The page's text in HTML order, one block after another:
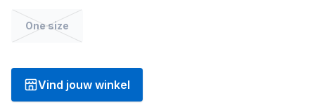
One size
Vind jouw winkel